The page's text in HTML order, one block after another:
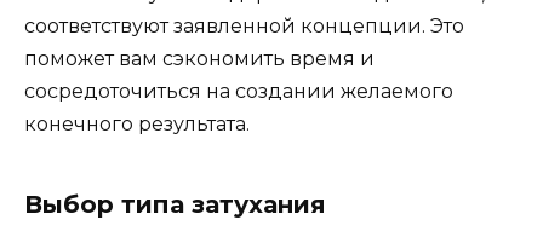
соответствуют заявленной концепции. Это
поможет вам сэкономить время и
сосредоточиться на создании желаемого
конечного результата.
Выбор типа затухания